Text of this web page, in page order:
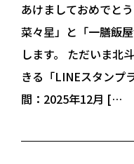
あけましておめでと
菜々星」と「一膳飯
します。 ただいま北
きる「LINEスタンプ
間：2025年12月 […